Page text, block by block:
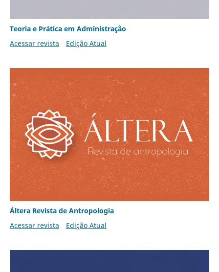
Teoria e Prática em Administração
Acessar revista
Edição Atual
Áltera Revista de Antropologia
Acessar revista
Edição Atual